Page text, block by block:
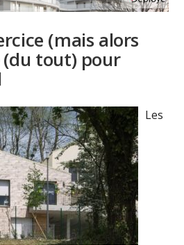
(mais alors
tout) pour
Les